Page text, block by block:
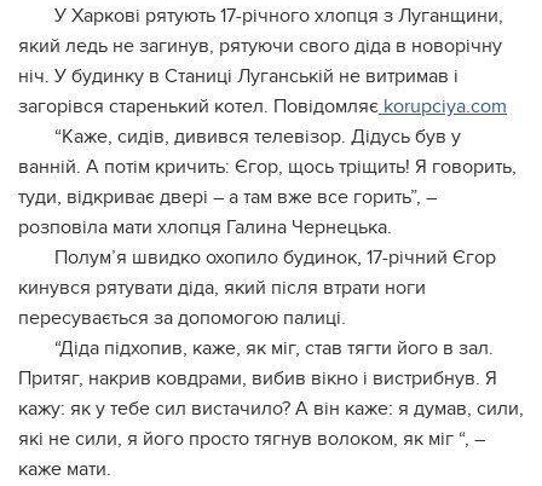
У Харкові рятують 17-річного хлопця з Луганщини,
який ледь не загинув, рятуючи свого діда в новорічну
ніч. У будинку в Станиці Луганській не витримав і
загорівся старенький котел. Повідомляє korupciya.com
“Каже, сидів, дивився телевізор. Дідусь був у
ванній. А потім кричить: Єгор, щось тріщить! Я говорить,
туди, відкриває двері – а там вже все горить”, –
розповіла мати хлопця Галина Чернецька.
Полум’я швидко охопило будинок, 17-річний Єгор
кинувся рятувати діда, який після втрати ноги
пересувається за допомогою палиці.
“Діда підхопив, каже, як міг, став тягти його в зал.
Притяг, накрив ковдрами, вибив вікно і вистрибнув. Я
кажу: як у тебе сил вистачило? А він каже: я думав, сили,
які не сили, я його просто тягнув волоком, як міг “, –
каже мати.